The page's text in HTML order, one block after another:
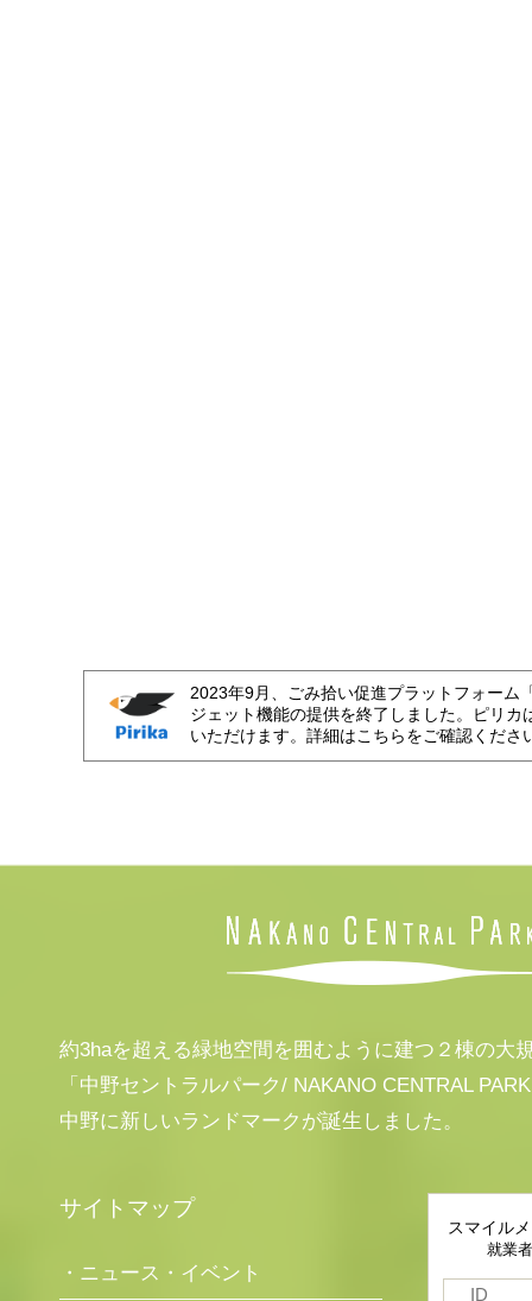
2023年9月、ごみ拾い促進プラットフォーム
ジェット機能の提供を終了しました。ピリカ
いただけます。詳細はこちらをご確認くださ
約3haを超える緑地空間を囲むように建つ２棟の大
「中野セントラルパーク/ NAKANO CENTRAL
中野に新しいランドマークが誕生しました。
サイトマップ
・ニュース・イベント
スマイル
就業